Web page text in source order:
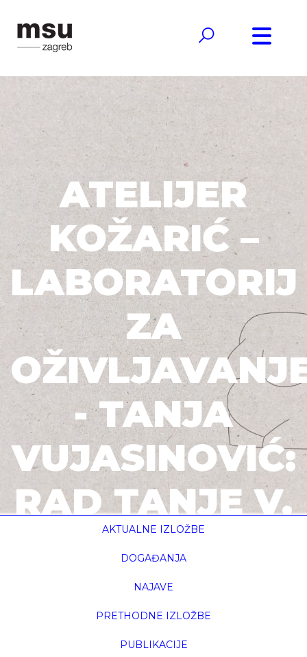
ATELIJER
KOŽARIĆ –
LABORATORIJ
ZA
- TANJA
VUJASINOVIĆ:
RAD TANJE V.
PRONAĐEN U
ATELIJERU
KOŽARIĆ
AKTUALNE IZLOŽBE
DOGAĐANJA
NAJAVE
PRETHODNE IZLOŽBE
PUBLIKACIJE